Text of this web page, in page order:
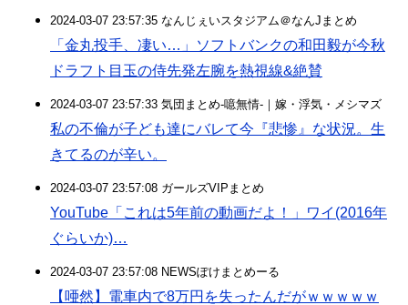
2024-03-07 23:57:35 なんじぇいスタジアム＠なんJまとめ
「金丸投手、凄い…」ソフトバンクの和田毅が今秋
ドラフト目玉の侍先発左腕を熱視線&絶賛
2024-03-07 23:57:33 気団まとめ-噫無情-｜嫁・浮気・メシマズ
私の不倫が子ども達にバレて今『悲惨』な状況。生
きてるのが辛い。
2024-03-07 23:57:08 ガールズVIPまとめ
YouTube「これは5年前の動画だよ！」ワイ(2016年
ぐらいか)…
2024-03-07 23:57:08 NEWSぽけまとめーる
【唖然】電車内で8万円を失ったんだがｗｗｗｗｗ